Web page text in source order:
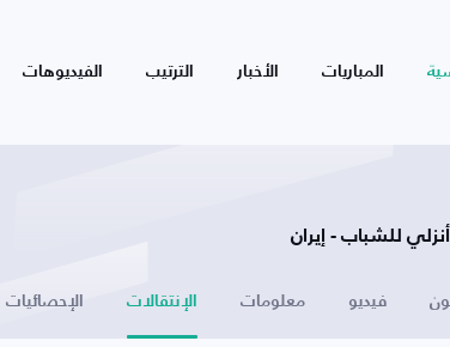
المباريات الأخبار الترتيب الفيديوهات
للشباب - إيران
فيديو معلومات الإنتقالات الإحصائيات